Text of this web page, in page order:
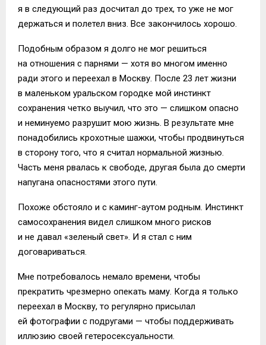
я в следующий раз досчитал до трех, то уже не мог
держаться и полетел вниз. Все закончилось хорошо.
Подобным образом я долго не мог решиться
на отношения с парнями — хотя во многом именно
ради этого и переехал в Москву. После 23 лет жизни
в маленьком уральском городке мой инстинкт
сохранения четко выучил, что это — слишком опасно
и неминуемо разрушит мою жизнь. В результате мне
понадобились крохотные шажки, чтобы продвинуться
в сторону того, что я считал нормальной жизнью.
Часть меня рвалась к свободе, другая была до смерти
напугана опасностями этого пути.
Похоже обстояло и с каминг-аутом родным. Инстинкт
самосохранения видел слишком много рисков
и не давал «зеленый свет». И я стал с ним
договариваться.
Мне потребовалось немало времени, чтобы
прекратить чрезмерно опекать маму. Когда я только
переехал в Москву, то регулярно присылал
ей фотографии с подругами — чтобы поддерживать
иллюзию своей гетеросексуальности.